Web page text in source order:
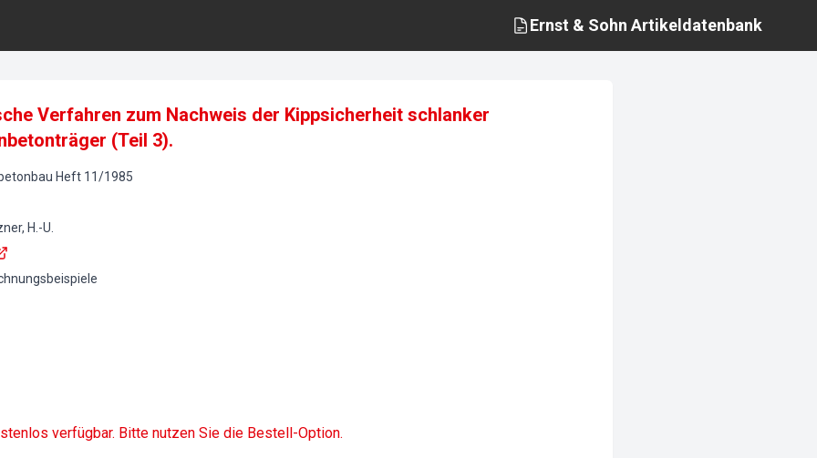
Ernst & Sohn Artikeldatenbank
Verfahren zum Nachweis der Kippsicherheit schlanker
(Teil 3).
Heft 11/1985
H.-U.
verfügbar. Bitte nutzen Sie die Bestell-Option.